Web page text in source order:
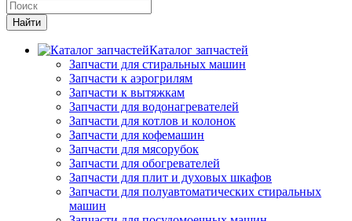
Каталог запчастей
Запчасти для стиральных машин
Запчасти к аэрогрилям
Запчасти к вытяжкам
Запчасти для водонагревателей
Запчасти для котлов и колонок
Запчасти для кофемашин
Запчасти для мясорубок
Запчасти для обогревателей
Запчасти для плит и духовых шкафов
Запчасти для полуавтоматических стиральных
машин